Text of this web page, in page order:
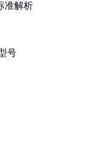
准解析
号